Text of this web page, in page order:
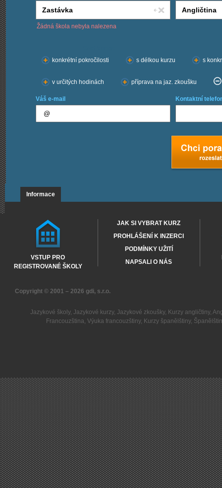
Žádná škola nebyla nalezena
konkrétní pokročilosti
s délkou kurzu s
v určitých hodinách příprava na jaz. zkoušku
Váš e-mail Kontaktní
Informace
VSTUP PRO
REGISTROVANÉ ŠKOLY
JAK SI VYBRAT KURZ
PROHLÁŠENÍ K INZERCI
PODMÍNKY UŽITÍ
NAPSALI O NÁS
Copyright © 2001 – 2026 gdi, s.r.o.
Jazykové školy, Jazykové kurzy, Jazykové zkoušky, Kurzy angličtiny,
Francouzština,Výuka francouzštiny, Kurzy španělštiny,